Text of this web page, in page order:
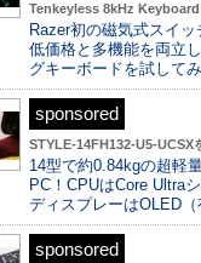
Tenkeyless 8kHz Keyboard
Razer初の磁気式スイ
低価格と多機能を両立
グキーボードを試して
sponsored
STYLE-14FH132-U5-UCSX
14型で約0.84kgの超軽
PC！CPUはCore Ultra
ディスプレーはOLED
sponsored